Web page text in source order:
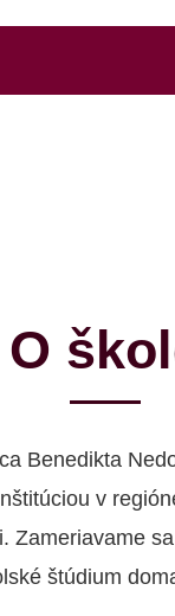
O
Benedikta
v
Zameriavame
štúdium